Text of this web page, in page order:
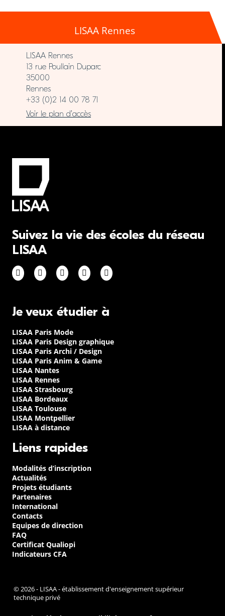
LISAA Rennes
LISAA Rennes
13 rue Poullain Duparc
35000
Rennes
+33 (0)2 14 00 78 71
Voir le plan d’accès
Suivez la vie des écoles du réseau
LISAA
Je veux étudier à
LISAA Paris Mode
LISAA Paris Design graphique
LISAA Paris Archi / Design
LISAA Paris Anim & Game
LISAA Nantes
LISAA Rennes
LISAA Strasbourg
LISAA Bordeaux
LISAA Toulouse
LISAA Montpellier
LISAA à distance
Liens rapides
Modalités d’inscription
Actualités
Projets étudiants
Partenaires
International
Contacts
Equipes de direction
FAQ
Certificat Qualiopi
Indicateurs CFA
© 2026 - LISAA - établissement d'enseignement supérieur
technique privé